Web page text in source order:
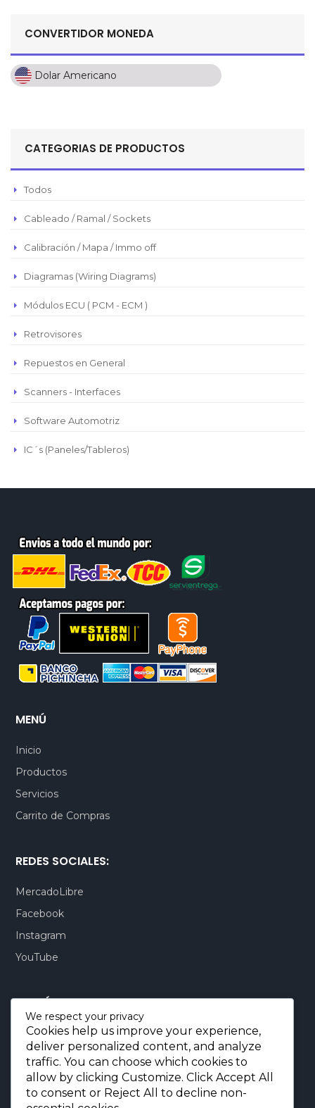
CONVERTIDOR MONEDA
Dolar Americano
Dolar Americano
Pesos Mexicanos
Euro
Real Brasilero
CATEGORIAS DE PRODUCTOS
Todos
Cableado / Ramal / Sockets
Calibración / Mapa / Immo off
Diagramas (Wiring Diagrams)
Módulos ECU ( PCM - ECM )
Retrovisores
Repuestos en General
Scanners - Interfaces
Software Automotriz
IC´s (Paneles/Tableros)
MENÚ
Inicio
Productos
Servicios
Carrito de Compras
REDES SOCIALES:
MercadoLibre
Facebook
Instagram
YouTube
CONTÁCTENOS:
Quito-Ecuador:+593 99 803 7777
Llamadas: +593 99 803 7777
Miami-USA: +1 (872) 295 6069
E-mail.:info@borjaimportaciones.com
We respect your privacy
Cookies help us improve your experience,
deliver personalized content, and analyze
traffic. You can choose which cookies to
allow by clicking Customize. Click Accept All
to consent or Reject All
to decline non-